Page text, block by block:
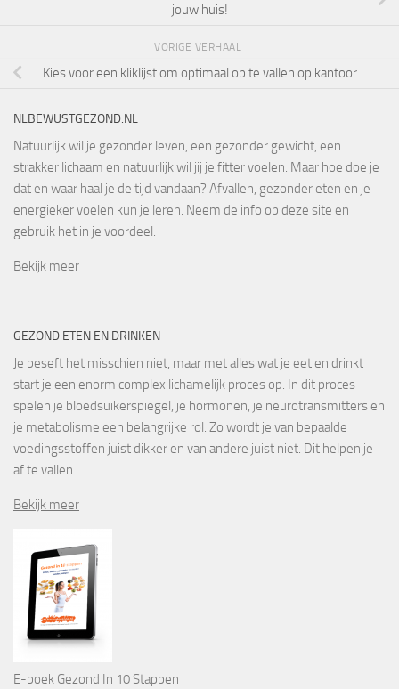
jouw huis!
VORIGE VERHAAL
Kies voor een kliklijst om optimaal op te vallen op kantoor
NLBEWUSTGEZOND.NL
Natuurlijk wil je gezonder leven, een gezonder gewicht, een
strakker lichaam en natuurlijk wil jij je fitter voelen. Maar hoe doe je
dat en waar haal je de tijd vandaan? Afvallen, gezonder eten en je
energieker voelen kun je leren. Neem de info op deze site en
gebruik het in je voordeel.
Bekijk meer
GEZOND ETEN EN DRINKEN
Je beseft het misschien niet, maar met alles wat je eet en drinkt
start je een enorm complex lichamelijk proces op. In dit proces
spelen je bloedsuikerspiegel, je hormonen, je neurotransmitters en
je metabolisme een belangrijke rol. Zo wordt je van bepaalde
voedingsstoffen juist dikker en van andere juist niet. Dit helpen je
af te vallen.
Bekijk meer
E-boek Gezond In 10 Stappen